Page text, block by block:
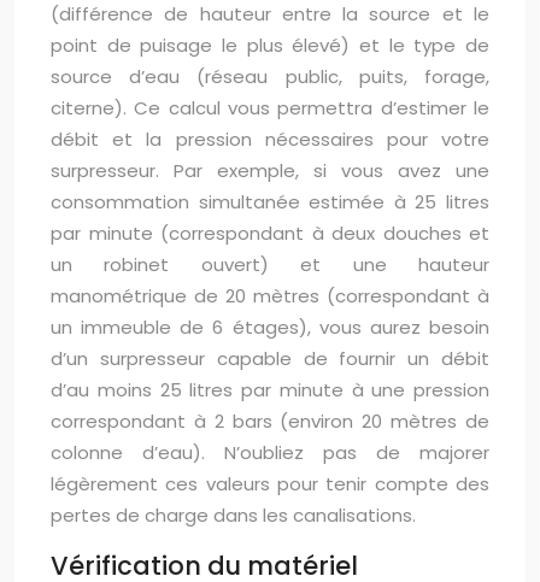
(différence de hauteur entre la source et le
point de puisage le plus élevé) et le type de
source d’eau (réseau public, puits, forage,
citerne). Ce calcul vous permettra d’estimer le
débit et la pression nécessaires pour votre
surpresseur. Par exemple, si vous avez une
consommation simultanée estimée à 25 litres
par minute (correspondant à deux douches et
un robinet ouvert) et une hauteur
manométrique de 20 mètres (correspondant à
un immeuble de 6 étages), vous aurez besoin
d’un surpresseur capable de fournir un débit
d’au moins 25 litres par minute à une pression
correspondant à 2 bars (environ 20 mètres de
colonne d’eau). N’oubliez pas de majorer
légèrement ces valeurs pour tenir compte des
pertes de charge dans les canalisations.
Vérification du matériel